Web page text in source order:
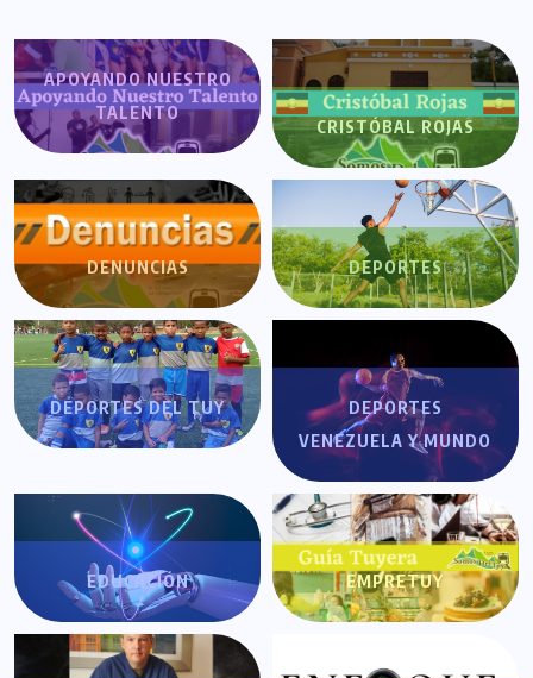
APOYANDO NUESTRO
TALENTO
CRISTÓBAL ROJAS
DENUNCIAS DEPORTES
DEPORTES DEL TUY
DEPORTES
VENEZUELA Y MUNDO
EDUCACIÓN EMPRETUY